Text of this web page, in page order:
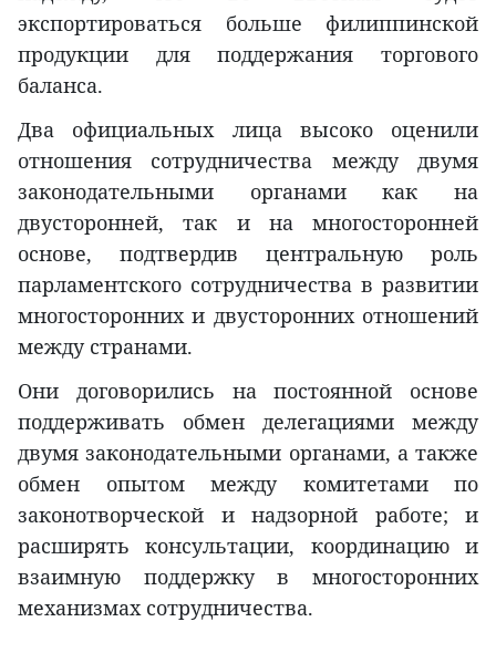
экспортироваться больше филиппинской
продукции для поддержания торгового
баланса.
Два официальных лица высоко оценили
отношения сотрудничества между двумя
законодательными органами как на
двусторонней, так и на многосторонней
основе, подтвердив центральную роль
парламентского сотрудничества в развитии
многосторонних и двусторонних отношений
между странами.
Они договорились на постоянной основе
поддерживать обмен делегациями между
двумя законодательными органами, а также
обмен опытом между комитетами по
законотворческой и надзорной работе; и
расширять консультации, координацию и
взаимную поддержку в многосторонних
механизмах сотрудничества.